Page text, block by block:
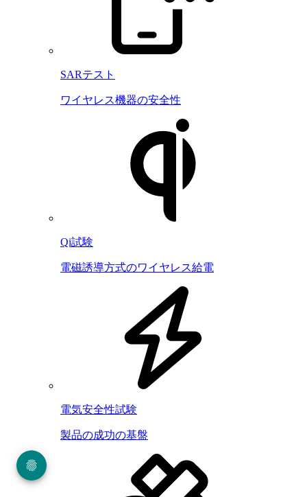
SARテスト
ワイヤレス機器の安全性
Qi試験
電磁誘導方式のワイヤレス給電
電気安全性試験
製品の成功の基盤